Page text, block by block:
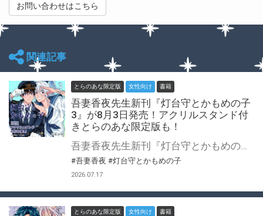
お問い合わせはこちら
関連記事
とらのあな限定版 女性向け 書籍
吾妻香夜先生新刊『灯台守とかもめの子
3』が8月3日発売！アクリルスタンド付
きとらのあな限定版も！
吾妻香夜先生新刊『灯台守とかもめの子 3』が8月3日に発売決定！ とらのあなでは刊行を記念してアクリルスタンド付きとらのあな限定版を発売致します♥ アクリルスタンドは吾妻香夜先生描き下ろし！ 池袋店・通販にて予約開始！とらのあな限定版は数量限定生産となりますので、お早めにご予約下さい！
#吾妻香夜 #灯台守とかもめの子
2026.07.17
とらのあな限定版 女性向け 書籍